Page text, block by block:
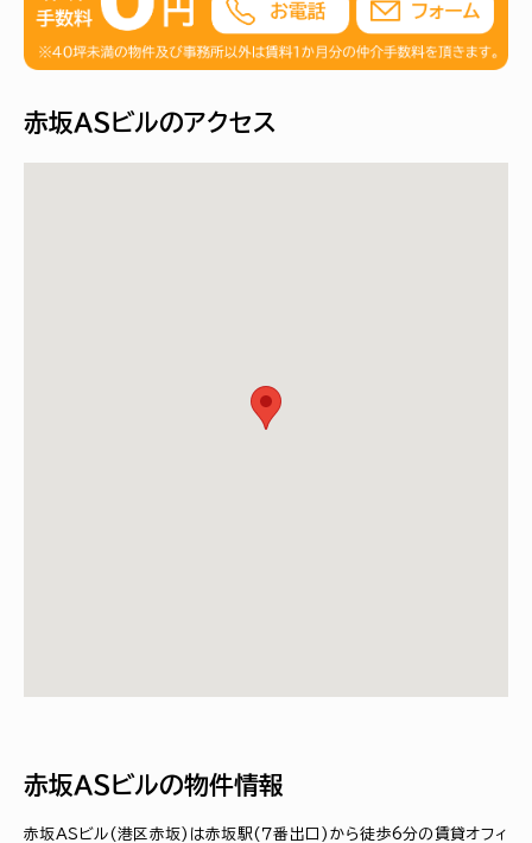
赤坂ＡＳビルのアクセス
赤坂ＡＳビルの物件情報
赤坂ＡＳビル(港区赤坂)は赤坂駅(７番出口)から徒歩6分の賃貸オフィ